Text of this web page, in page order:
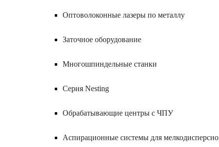
Оптоволоконные лазеры по металлу
Заточное оборудование
Многошпиндельные станки
Серия Nesting
Обрабатывающие центры с ЧПУ
Аспирационные системы для